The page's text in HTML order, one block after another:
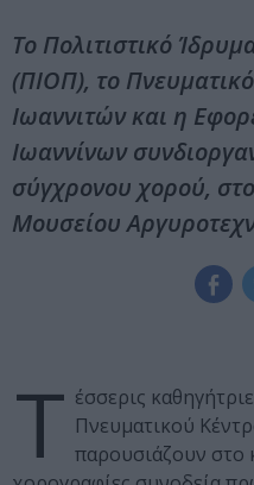
Το Πολιτιστικό
(ΠΙΟΠ), το
Ιωαννιτών και η
Ιωαννίνων
σύγχρονου χορού,
Μουσείου
Τ έσσερις
Πνευματικού
παρουσιάζουν στο